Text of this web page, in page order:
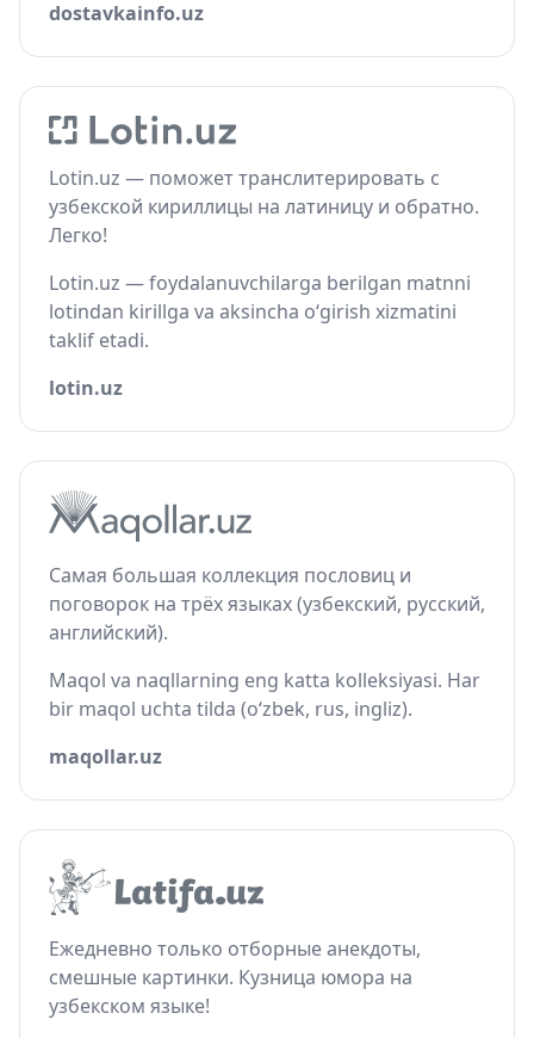
dostavkainfo.uz
Lotin.uz — поможет транслитерировать с
узбекской кириллицы на латиницу и обратно.
Легко!
Lotin.uz — foydalanuvchilarga berilgan matnni
lotindan kirillga va aksincha o‘girish xizmatini
taklif etadi.
lotin.uz
Самая большая коллекция пословиц и
поговорок на трёх языках (узбекский, русский,
английский).
Maqol va naqllarning eng katta kolleksiyasi. Har
bir maqol uchta tilda (o‘zbek, rus, ingliz).
maqollar.uz
Ежедневно только отборные анекдоты,
смешные картинки. Кузница юмора на
узбекском языке!